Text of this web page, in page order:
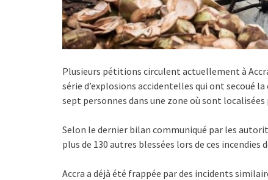
Plusieurs pétitions circulent actuellement à
série d’explosions accidentelles qui ont secoué
sept personnes dans une zone où sont
Selon le dernier bilan communiqué par les
plus de 130 autres blessées lors de ces
Accra a déjà été frappée par des incidents